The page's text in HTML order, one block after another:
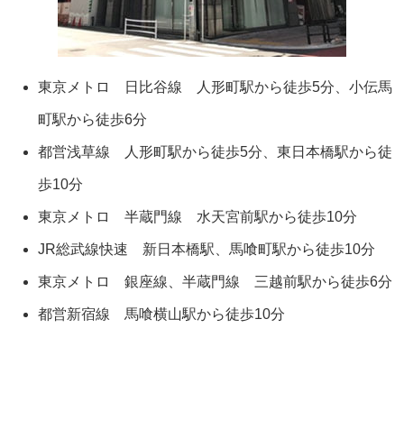
東京メトロ 日比谷線 人形町駅から徒歩5分、小伝馬
町駅から徒歩6分
都営浅草線 人形町駅から徒歩5分、東日本橋駅から徒
歩10分
東京メトロ 半蔵門線 水天宮前駅から徒歩10分
JR総武線快速 新日本橋駅、馬喰町駅から徒歩10分
東京メトロ 銀座線、半蔵門線 三越前駅から徒歩6分
都営新宿線 馬喰横山駅から徒歩10分